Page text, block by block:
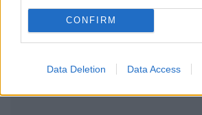
CONFIRM
Data Deletion Data Access